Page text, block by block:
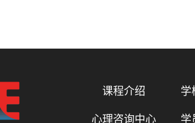
课程介绍 学
心理咨询中心 学